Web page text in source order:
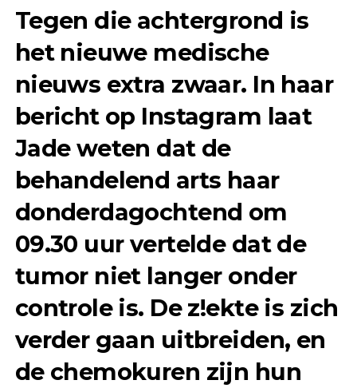
Tegen die achtergrond is
het nieuwe medische
nieuws extra zwaar. In haar
bericht op Instagram laat
Jade weten dat de
behandelend arts haar
donderdagochtend om
09.30 uur vertelde dat de
tumor niet langer onder
controle is. De z!ekte is zich
verder gaan uitbreiden, en
de chemokuren zijn hun